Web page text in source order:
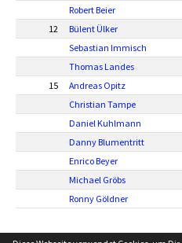
Robert Beier
12
Bülent Ülker
Sebastian Immisch
Thomas Landes
15
Andreas Opitz
Christian Tampe
Daniel Kuhlmann
Danny Blumentritt
Enrico Beyer
Michael Gröbs
Ronny Göldner